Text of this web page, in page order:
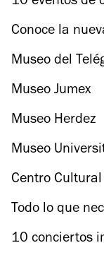
Conoce la
cambiará tu
Museo del
Museo Jumex
Museo Herdez
Museo
Ciudad
Centro
Todo lo que
infantil de
10 conciertos